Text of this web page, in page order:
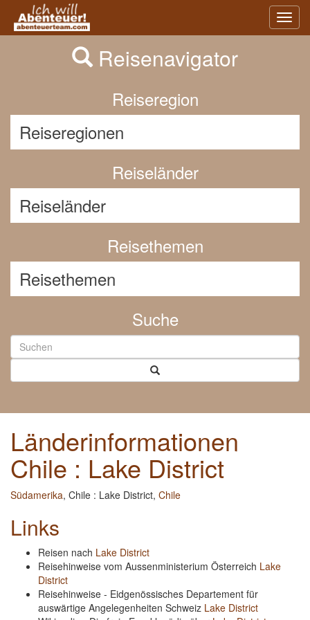
Previous
Reisenavigator
Reiseregion
Reiseländer
Reisethemen
Suche
Länderinformationen
Chile : Lake District
Südamerika, Chile : Lake District, Chile
Links
Reisen nach Lake District
Reisehinweise vom Aussenministerium Österreich Lake
District
Reisehinweise - Eidgenössisches Departement für
auswärtige Angelegenheiten Schweiz Lake District